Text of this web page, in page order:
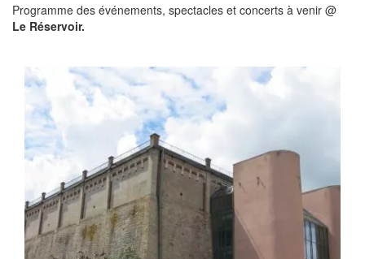
Programme des événements, spectacles et concerts à venir @
Le Réservoir.